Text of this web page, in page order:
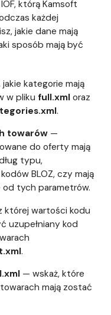
którą Kamsoft
każdej
jakie dane mają
sposób mają być
kategorie mają
w pliku full.xmloraz
.
towarów—
do oferty mają
typu,
BLOZ, czy mają
tych parametrów.
wartości kodu
uzupełniany kod
.
— wskaż, które
mają zostać